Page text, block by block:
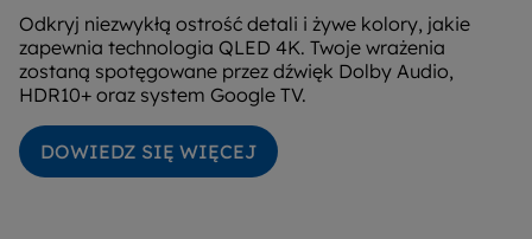
Odkryj niezwykłą ostrość detali i żywe kolory, jakie
zapewnia technologia QLED 4K. Twoje wrażenia
zostaną spotęgowane przez dźwięk Dolby Audio,
HDR10+ oraz system Google TV.
DOWIEDZ SIĘ WIĘCEJ